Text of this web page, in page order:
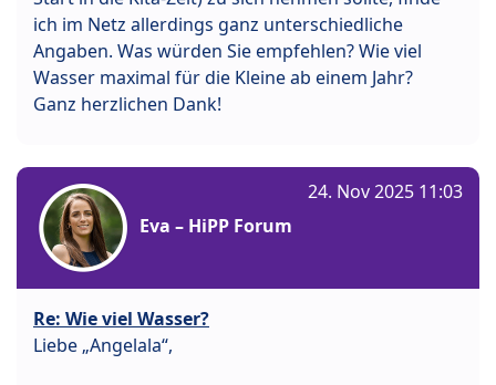
ich im Netz allerdings ganz unterschiedliche
Angaben. Was würden Sie empfehlen? Wie viel
Wasser maximal für die Kleine ab einem Jahr?
Ganz herzlichen Dank!
Eva – HiPP Forum
24. Nov 2025 11:03
Re: Wie viel Wasser?
Liebe „Angelala“,